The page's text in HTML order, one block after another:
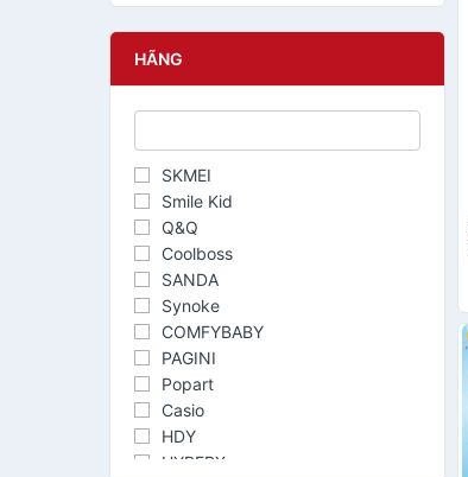
HÃNG
SKMEI
Smile Kid
Q&Q
Coolboss
SANDA
Synoke
COMFYBABY
PAGINI
Popart
Casio
HDY
HYPERX